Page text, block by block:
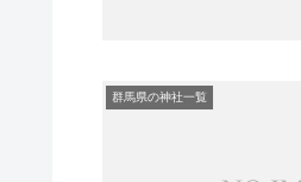
群馬県の神社一覧